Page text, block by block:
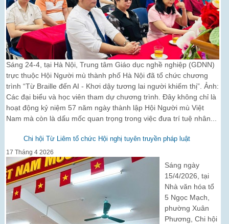
Sáng 24-4, tại Hà Nội, Trung tâm Giáo dục nghề nghiệp (GDNN)
trực thuộc Hội Người mù thành phố Hà Nội đã tổ chức chương
trình “Từ Braille đến AI - Khơi dậy tương lai người khiếm thị”. Ảnh:
Các đại biểu và học viên tham dự chương trình. Đây không chỉ là
hoạt động kỷ niệm 57 năm ngày thành lập Hội Người mù Việt
Nam mà còn là dấu mốc quan trọng trong việc đưa trí tuệ nhân...
Chi hội Từ Liêm tổ chức Hội nghị tuyên truyền pháp luật
17 Tháng 4 2026
Sáng ngày
15/4/2026, tại
Nhà văn hóa tổ
5 Ngọc Mạch,
phường Xuân
Phương, Chi hội